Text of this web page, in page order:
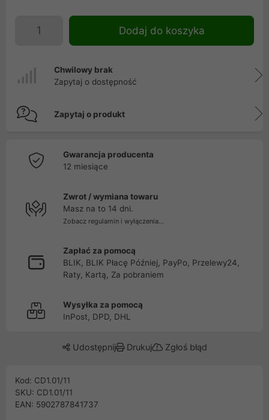
Dodaj do koszyka
Chwilowy brak
Zapytaj o dostępność
Zapytaj o produkt
Gwarancja producenta
12 miesiące
Zwrot / wymiana towaru
Masz na to 14 dni.
Zobacz regulamin i wyłączenia...
Zapłać za pomocą
BLIK, BLIK Płacę Później, PayPo, Przelewy24,
Raty, Kartą, Za pobraniem
Wysyłka za pomocą
InPost, DPD, DHL
Udostępnij Drukuj Zgłoś błąd
Kod: CD1.01/11
SKU: CD1.01/11
EAN: 5902787841737